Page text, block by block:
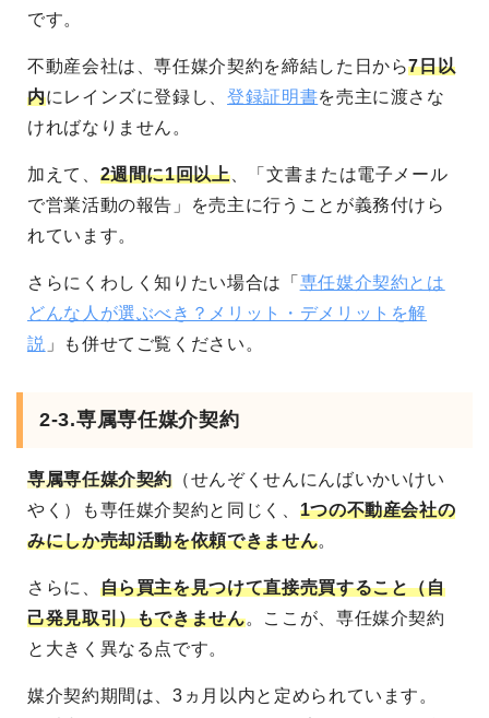
です。
不動産会社は、専任媒介契約を締結した日から7日以
内にレインズに登録し、登録証明書を売主に渡さな
ければなりません。
加えて、 2週間に1回以上、「文書または電子メール
で営業活動の報告」を売主に行うことが義務付けら
れています。
さらにくわしく知りたい場合は「 専任媒介契約とは
どんな人が選ぶべき？メリット・デメリットを解
説 」も併せてご覧ください。
2-3.専属専任媒介契約
専属専任媒介契約 （せんぞくせんにんばいかいけい
やく）も専任媒介契約と同じく、 1つの不動産会社の
みにしか売却活動を依頼できません。
さらに、 自ら買主を見つけて直接売買すること（自
己発見取引）もできません。ここが、専任媒介契約
と大きく異なる点です。
媒介契約期間は、3ヵ月以内と定められています。